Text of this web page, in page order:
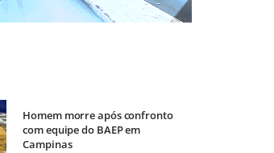
Homem morre após confronto
com equipe do BAEP em
Campinas